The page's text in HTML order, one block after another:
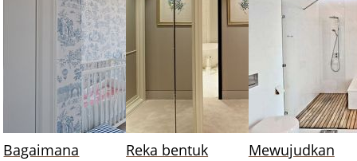
Bagaimana
Reka bentuk
Mewujudkan